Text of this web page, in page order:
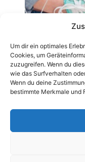
Um dir ein optimales
Cookies, um
zuzugreifen. Wenn du
wie das Surfverhalten
Wenn du deine
bestimmte Merkmale